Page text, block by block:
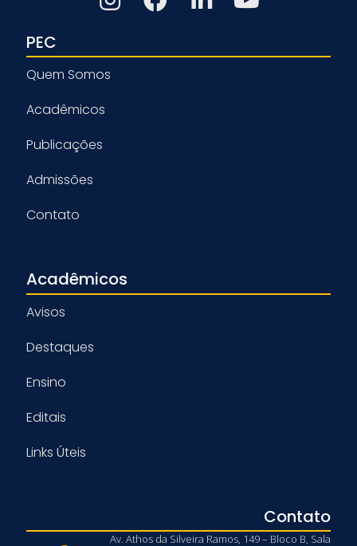
PEC
Quem Somos
Acadêmicos
Publicações
Admissões
Contato
Acadêmicos
Avisos
Destaques
Ensino
Editais
Links Úteis
Contato
Av. Athos da Silveira Ramos, 149 – Bloco B, Sala